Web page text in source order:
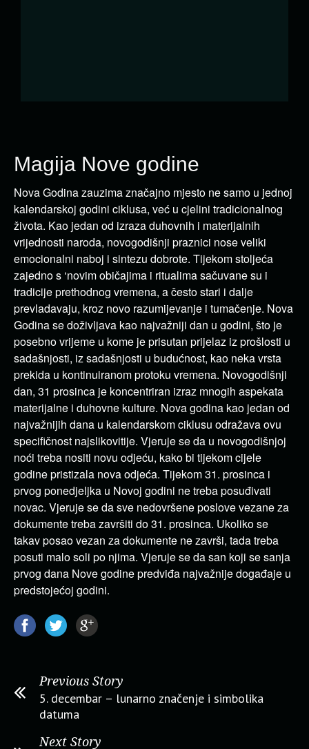
Magija Nove godine
Nova Godina zauzima značajno mjesto ne samo u jednoj
kalendarskoj godini ciklusa, već u cjelini tradicionalnog
života. Kao jedan od izraza duhovnih i materijalnih
vrijednosti naroda, novogodišnji praznici nose veliki
emocionalni naboj i sintezu dobrote. Tijekom stoljeća
zajedno s ‘novim običajima i ritualima sačuvane su i
tradicije prethodnog vremena, a često stari i dalje
prevladavaju, kroz novo razumijevanje i tumačenje. Nova
Godina se doživljava kao najvažniji dan u godini, što je
posebno vrijeme u kome je prisutan prijelaz iz prošlosti u
sadašnjosti, iz sadašnjosti u budućnost, kao neka vrsta
prekida u kontinuiranom protoku vremena. Novogodišnji
dan, 31 prosinca je koncentriran izraz mnogih aspekata
materijalne i duhovne kulture. Nova godina kao jedan od
najvažnijih dana u kalendarskom ciklusu odražava ovu
specifičnost najslikovitije. Vjeruje se da u novogodišnjoj
noći treba nositi novu odjeću, kako bi tijekom cijele
godine pristizala nova odjeća. Tijekom 31. prosinca i
prvog ponedjeljka u Novoj godini ne treba posuđivati
novac. Vjeruje se da sve nedovršene poslove vezane za
dokumente treba završiti do 31. prosinca. Ukoliko se
takav posao vezan za dokumente ne završi, tada treba
posuti malo soli po njima. Vjeruje se da san koji se sanja
prvog dana Nove godine predviđa najvažnije događaje u
predstojećoj godini.
Previous Story
5. decembar – lunarno značenje i simbolika
datuma
Next Story